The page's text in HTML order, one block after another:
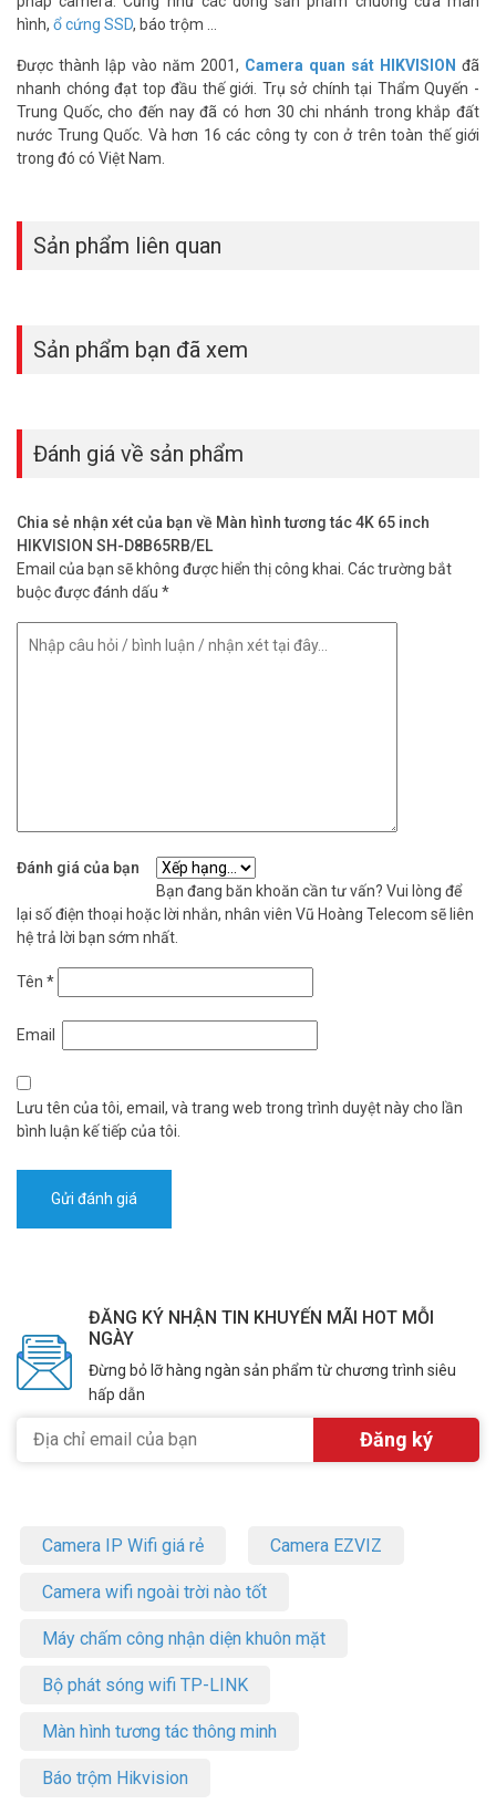
hình, ổ cứng SSD, báo trộm ...
Được thành lập vào năm 2001, Camera quan sát HIKVISION đã
nhanh chóng đạt top đầu thế giới. Trụ sở chính tại Thẩm Quyến -
Trung Quốc, cho đến nay đã có hơn 30 chi nhánh trong khắp đất
nước Trung Quốc. Và hơn 16 các công ty con ở trên toàn thế giới
trong đó có Việt Nam.
Sản phẩm liên quan
Sản phẩm bạn đã xem
Đánh giá về sản phẩm
Chia sẻ nhận xét của bạn về Màn hình tương tác 4K 65 inch
HIKVISION SH-D8B65RB/EL
Email của bạn sẽ không được hiển thị công khai. Các trường bắt
buộc được đánh dấu *
Đánh giá của bạn
Bạn đang băn khoăn cần tư vấn? Vui lòng để
lại số điện thoại hoặc lời nhắn, nhân viên Vũ Hoàng Telecom sẽ liên
hệ trả lời bạn sớm nhất.
Tên *
Email
Lưu tên của tôi, email, và trang web trong trình duyệt này cho lần
bình luận kế tiếp của tôi.
ĐĂNG KÝ NHẬN TIN KHUYẾN MÃI HOT MỖI
NGÀY
Đừng bỏ lỡ hàng ngàn sản phẩm từ chương trình siêu
hấp dẫn
Camera IP Wifi giá rẻ Camera EZVIZ
Camera wifi ngoài trời nào tốt
Máy chấm công nhận diện khuôn mặt
Bộ phát sóng wifi TP-LINK
Màn hình tương tác thông minh
Báo trộm Hikvision